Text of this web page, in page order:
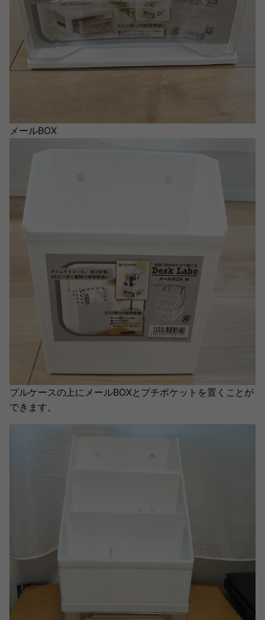
メールBOX
プルケースの上にメールBOXとプチポケットを置くことが
できます。